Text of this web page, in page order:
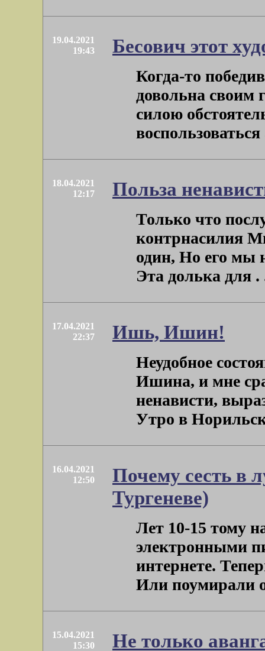
19.04.2021
19:43
Бесович этот
Когда-то
довольна своим
силою
18.04.2021
12:17
Польза
Только что
контрнасилия
один, Но его мы
Эта долька для .
17.04.2021
22:37
Ишь, Ишин!
Неудобное
Ишина, и мне
ненависти,
Утро в
16.04.2021
12:50
Почему сесть в
Тургеневе)
Лет 10-15 тому
электронными
интернете.
Или поумирали
15.04.2021
15:30
Не только